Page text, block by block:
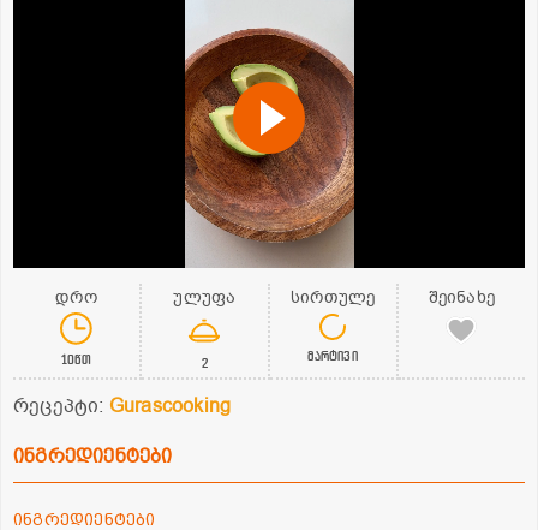
დრო
10წთ
ულუფა
2
სირთულე
მარტივი
შეინახე
რეცეპტი: Gurascooking
ინგრედიენტები
ინგრედიენტები